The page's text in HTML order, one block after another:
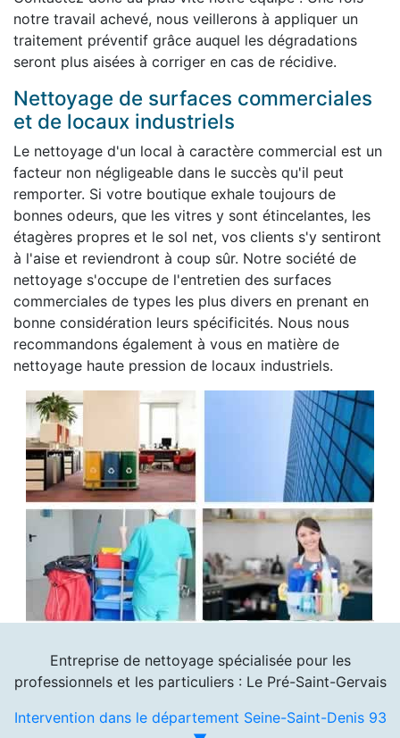
notre travail achevé, nous veillerons à appliquer un
traitement préventif grâce auquel les dégradations
seront plus aisées à corriger en cas de récidive.
Nettoyage de surfaces commerciales
et de locaux industriels
Le nettoyage d'un local à caractère commercial est un
facteur non négligeable dans le succès qu'il peut
remporter. Si votre boutique exhale toujours de
bonnes odeurs, que les vitres y sont étincelantes, les
étagères propres et le sol net, vos clients s'y sentiront
à l'aise et reviendront à coup sûr. Notre société de
nettoyage s'occupe de l'entretien des surfaces
commerciales de types les plus divers en prenant en
bonne considération leurs spécificités. Nous nous
recommandons également à vous en matière de
nettoyage haute pression de locaux industriels.
Entreprise de nettoyage spécialisée pour les
professionnels et les particuliers : Le Pré-Saint-Gervais
Intervention dans le département Seine-Saint-Denis 93